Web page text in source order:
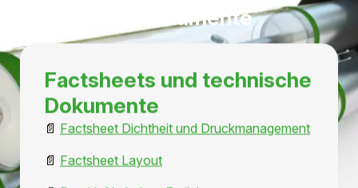
Veränderungen können erkannt, dokumentiert und
analysiert werden, wodurch eine hohe Transparenz
über die gesamte Infrastruktur entsteht.
Unterstützung einer
zustandsorientierten
Instandhaltung